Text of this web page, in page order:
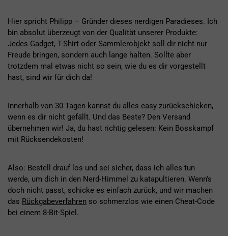
Hier spricht Philipp – Gründer dieses nerdigen Paradieses. Ich
bin absolut überzeugt von der Qualität unserer Produkte:
Jedes Gadget, T-Shirt oder Sammlerobjekt soll dir nicht nur
Freude bringen, sondern auch lange halten. Sollte aber
trotzdem mal etwas nicht so sein, wie du es dir vorgestellt
hast, sind wir für dich da!
Innerhalb von 30 Tagen kannst du alles easy zurückschicken,
wenn es dir nicht gefällt. Und das Beste? Den Versand
übernehmen wir! Ja, du hast richtig gelesen: Kein Bosskampf
mit Rücksendekosten!
Also: Bestell drauf los und sei sicher, dass ich alles tun
werde, um dich in den Nerd-Himmel zu katapultieren. Wenn's
doch nicht passt, schicke es einfach zurück, und wir machen
das Rückgabeverfahren so schmerzlos wie einen Cheat-Code
bei einem 8-Bit-Spiel.